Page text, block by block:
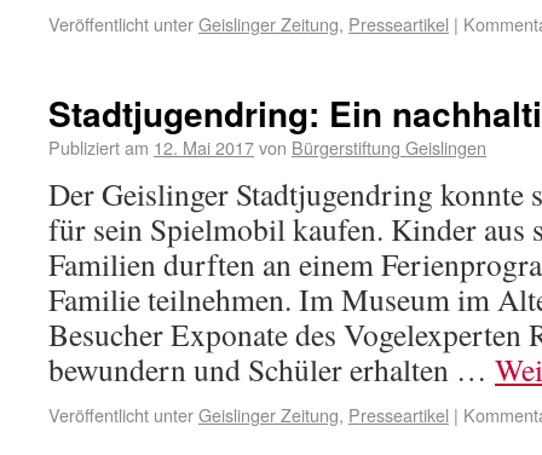
Veröffentlicht unterGeislinger Zeitung, Presseartikel |
Stadtjugendring: Ein
Publiziert am 12. Mai 2017von Bürgerstiftung Geislingen
Der Geislinger Stadtjugendring konnte
für sein Spielmobil kaufen. Kinder aus
Familien durften an einem
Familie teilnehmen. Im Museum im
Besucher Exponate des Vogelexperten
bewundern und Schüler erhalten …
Veröffentlicht unterGeislinger Zeitung, Presseartikel |